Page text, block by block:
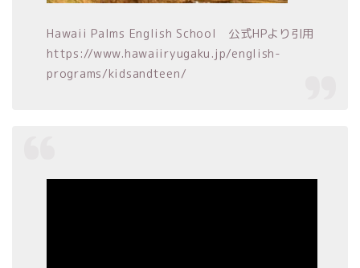
Hawaii Palms English School 公式HPより引用
https://www.hawaiiryugaku.jp/english-
programs/kidsandteen/